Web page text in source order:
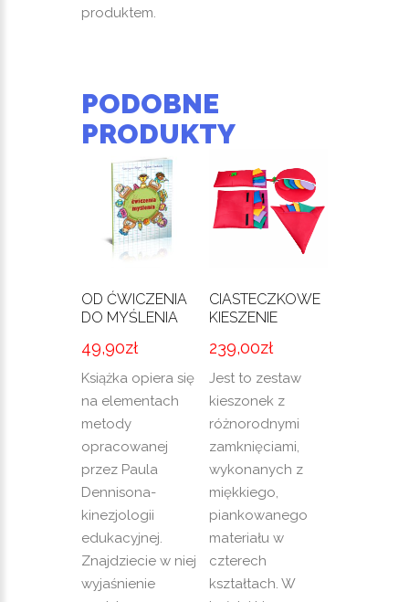
produktem.
PODOBNE
PRODUKTY
OD ĆWICZENIA
DO MYŚLENIA
49,90zł
Książka opiera się
na elementach
metody
opracowanej
przez Paula
Dennisona-
kinezjologii
edukacyjnej.
Znajdziecie w niej
wyjaśnienie
CIASTECZKOWE
KIESZENIE
239,00zł
Jest to zestaw
kieszonek z
różnorodnymi
zamknięciami,
wykonanych z
miękkiego,
piankowanego
materiału w
czterech
kształtach. W